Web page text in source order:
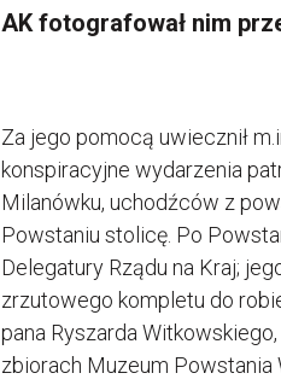
AK fotografował nim
Za jego pomocą uwiecznił
konspiracyjne wydarzenia
Milanówku, uchodźców z
Powstaniu stolicę. Po
Delegatury Rządu na Kraj;
zrzutowego kompletu do
pana Ryszarda
zbiorach Muzeum